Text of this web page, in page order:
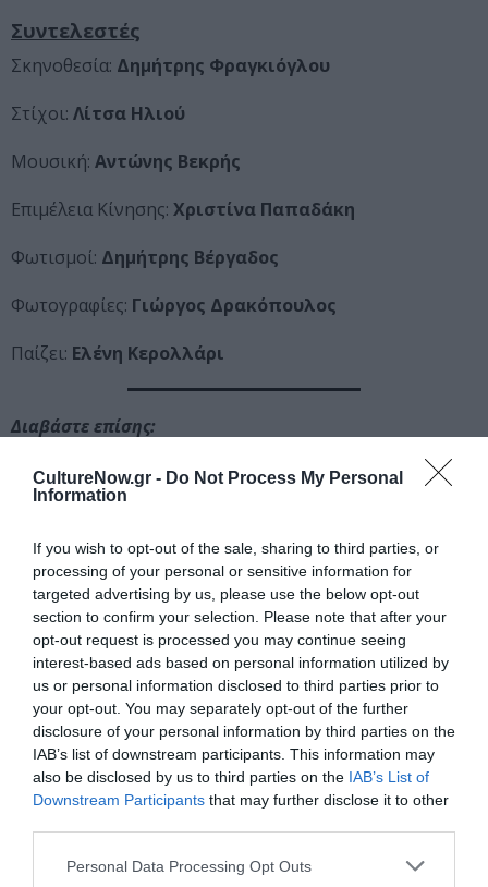
CultureNow.gr - Do Not Process My Personal
Information
If you wish to opt-out of the sale, sharing to third parties, or
processing of your personal or sensitive information for
targeted advertising by us, please use the below opt-out
section to confirm your selection. Please note that after your
opt-out request is processed you may continue seeing
interest-based ads based on personal information utilized by
us or personal information disclosed to third parties prior to
your opt-out. You may separately opt-out of the further
disclosure of your personal information by third parties on the
IAB’s list of downstream participants. This information may
also be disclosed by us to third parties on the IAB’s List of
Downstream Participants that may further disclose it to other
Personal Data Processing Opt Outs
Συντελεστές
Σκηνοθεσία: Δημήτρης Φραγκιόγλου
Στίχοι: Λίτσα Ηλιού
Μουσική: Αντώνης Βεκρής
Επιμέλεια Κίνησης: Χριστίνα Παπαδάκη
Φωτισμοί: Δημήτρης Βέργαδος
Φωτογραφίες: Γιώργος Δρακόπουλος
Παίζει: Ελένη Κερολλάρι
Διαβάστε επίσης:
Ελένη Κερολλάρι: Η Βασιλοπούλα μου…
Ταυτότητα Εκδήλωσης
Ημερομηνία:
Από: 15/10/2017 Εως:
17/12/2017
Πρεμιέρα: 15 Οκτωβρίου
Κάθε Κυριακή στις 15.00
Τοποθεσία:
Θέατρο Παραμυθίας, Παραμυθίας 27, Κεραμεικός
Θέατρο Παραμυθίας
Eισιτήρια: